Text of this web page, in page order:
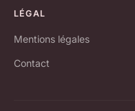
LÉGAL
Mentions légales
Contact